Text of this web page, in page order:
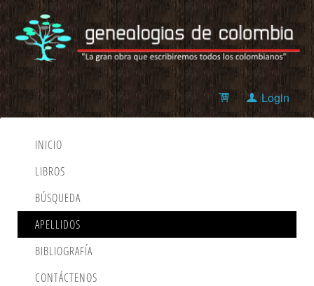
Login
INICIO
LIBROS
BÚSQUEDA
APELLIDOS
BIBLIOGRAFÍA
CONTÁCTENOS